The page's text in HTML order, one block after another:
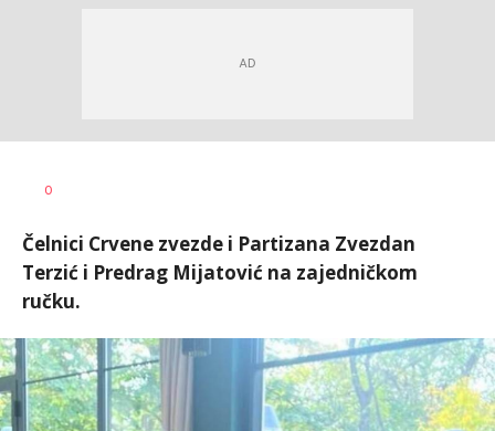
AUTOR
0
Čelnici Crvene zvezde i Partizana Zvezdan
Terzić i Predrag Mijatović na zajedničkom
ručku.